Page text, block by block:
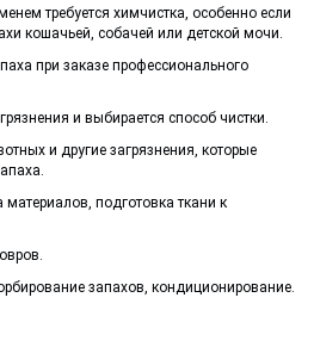
требуется химчистка, особенно если
кошачьей, собачей или детской мочи.
при заказе профессионального
и выбирается способ чистки.
и другие загрязнения, которые
подготовка ткани к
запахов, кондиционирование.